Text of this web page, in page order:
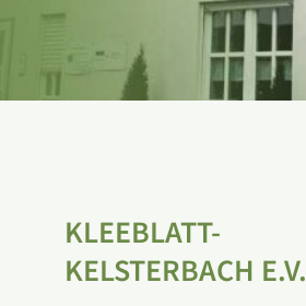
KLEEBLATT-
KELSTERBACH E.V.